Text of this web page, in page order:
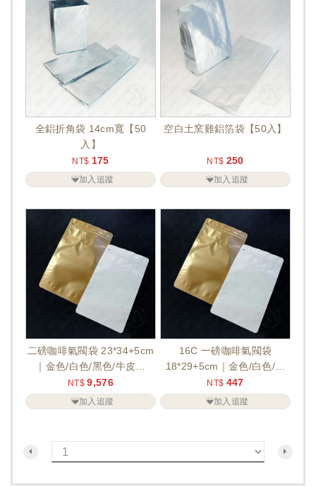
全鋁折角袋 14cm寬【50
入】
NT$ 175
加入追蹤
空白土窯雞鋁箔袋【50入】
NT$ 250
加入追蹤
二磅咖啡氣閥袋 23*34+5cm
｜金色/白色/黑色/牛皮色
【800入】【預訂商...
NT$ 9,576
加入追蹤
16C 一磅咖啡氣閥袋
18*29+5cm｜金色/白色/黑
色/牛皮色【50入】
NT$ 447
加入追蹤